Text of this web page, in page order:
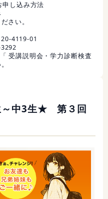
し込み方法
さい。
4119-01
受講説明会・学力診断検査
中3生★ 第３回